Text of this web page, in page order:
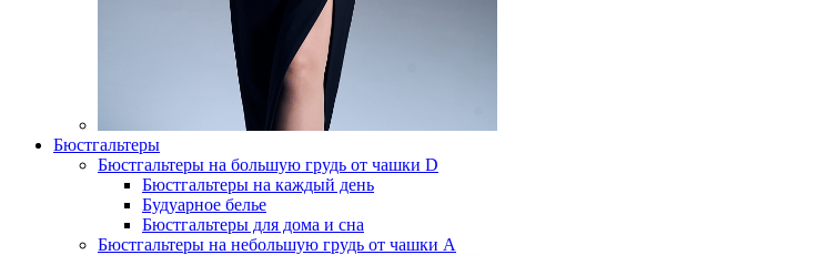
Бюстгальтеры
Бюстгальтеры на большую грудь от чашки D
Бюстгальтеры на каждый день
Будуарное белье
Бюстгальтеры для дома и сна
Бюстгальтеры на небольшую грудь от чашки А